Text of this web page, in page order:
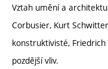
Vztah umění a
Corbusier, Kurt
konstruktivisté,
pozdější vliv.